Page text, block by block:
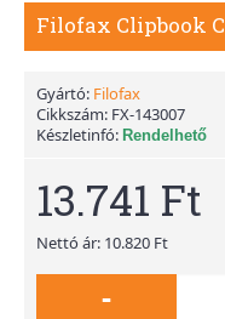
Filofax Clipbook
Gyártó: Filofax
Cikkszám: FX-143007
Készletinfó: Rendelhető
13.741 Ft
Nettó ár: 10.820 Ft
-